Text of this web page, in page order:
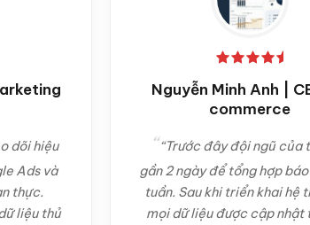
Nguyễn Minh Anh | CEO E-
commerce
“Trước đây đội ngũ của tôi mất
gần 2 ngày để tổng hợp báo cáo mỗi
tuần. Sau khi triển khai hệ thống BI,
mọi dữ liệu được cập nhật tự động